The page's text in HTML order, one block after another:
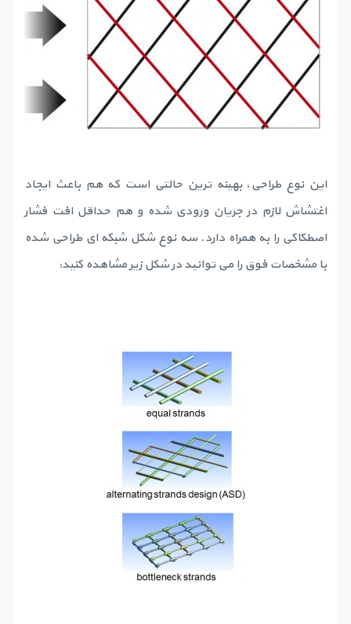
این نوع طراحی، بهینه ترین حالتی است که هم باعث ایجاد
اغتشاش لازم در جریان ورودی شده و هم حداقل افت فشار
اصطکاکی را به همراه دارد. سه نوع شکل شبکه ای طراحی شده
با مشخصات فوق را می توانید در شکل زیر مشاهده کنید: